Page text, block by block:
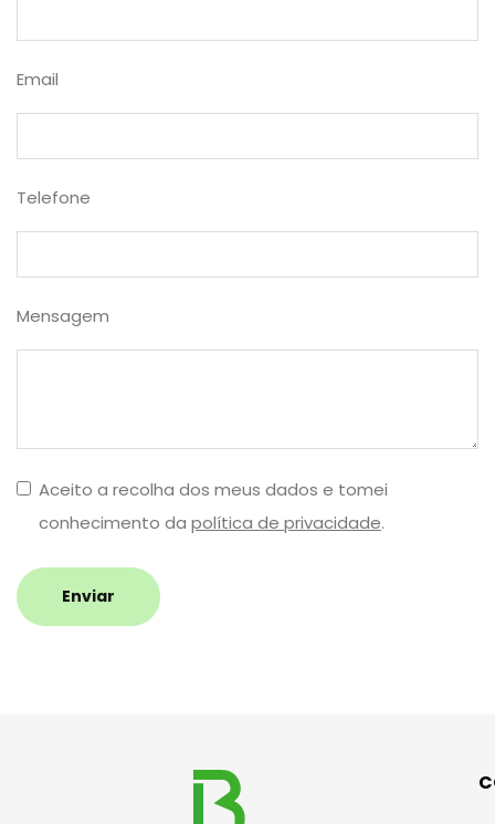
Email
Telefone
Mensagem
Aceito a recolha dos meus dados e tomei
conhecimento da política de privacidade.
Enviar